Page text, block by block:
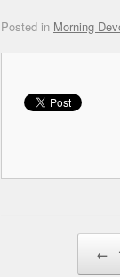
Posted in Morning
←